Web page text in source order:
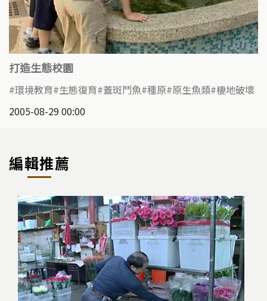
打造生態校園
環境教育 生態復育 蓋斑鬥魚 種原 原生魚類 棲地破壞
2005-08-29 00:00
編輯推薦